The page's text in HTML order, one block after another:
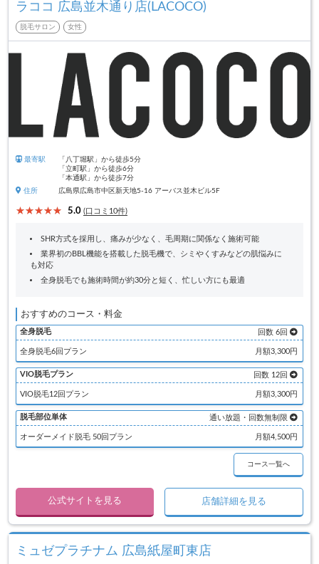
ラココ 広島並木通り店(LACOCO)
脱毛サロン 女性
最寄駅
「八丁堀駅」から徒歩5分
「立町駅」から徒歩6分
「本通駅」から徒歩7分
住所
広島県広島市中区新天地5-16 アーバス並木ビル5F
5.0 (口コミ10件)
SHR方式を採用し、痛みが少なく、毛周期に関係なく施術可能
業界初のBBL機能を搭載した脱毛機で、シミやくすみなどの肌悩みに
も対応
全身脱毛でも施術時間が約30分と短く、忙しい方にも最適
おすすめのコース・料金
全身脱毛 回数 6回
全身脱毛6回プラン 月額3,300円
VIO脱毛プラン 回数 12回
VIO脱毛12回プラン 月額3,300円
脱毛部位単体 通い放題・回数無制限
オーダーメイド脱毛 50回プラン 月額4,500円
コース一覧へ
公式サイトを見る 店舗詳細を見る
ミュゼプラチナム 広島紙屋町東店